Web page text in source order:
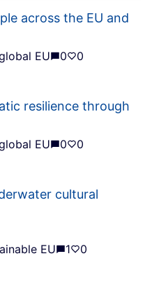
across the EU and
EU 0 0
resilience through
EU 0 0
cultural
EU
1 0